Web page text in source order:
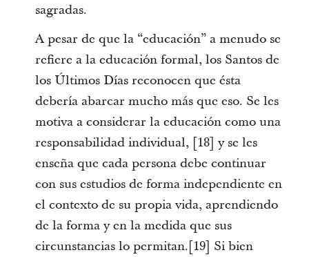
sagradas.
A pesar de que la “educación” a menudo se
refiere a la educación formal, los Santos de
los Últimos Días reconocen que ésta
debería abarcar mucho más que eso. Se les
motiva a considerar la educación como una
responsabilidad individual, [18] y se les
enseña que cada persona debe continuar
con sus estudios de forma independiente en
el contexto de su propia vida, aprendiendo
de la forma y en la medida que sus
circunstancias lo permitan.[19] Si bien